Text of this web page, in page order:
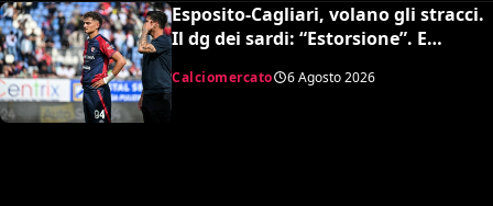
Esposito-Cagliari, volano gli stracci.
Il dg dei sardi: “Estorsione”. E
durissima
Calciomercato 6 Agosto 2026